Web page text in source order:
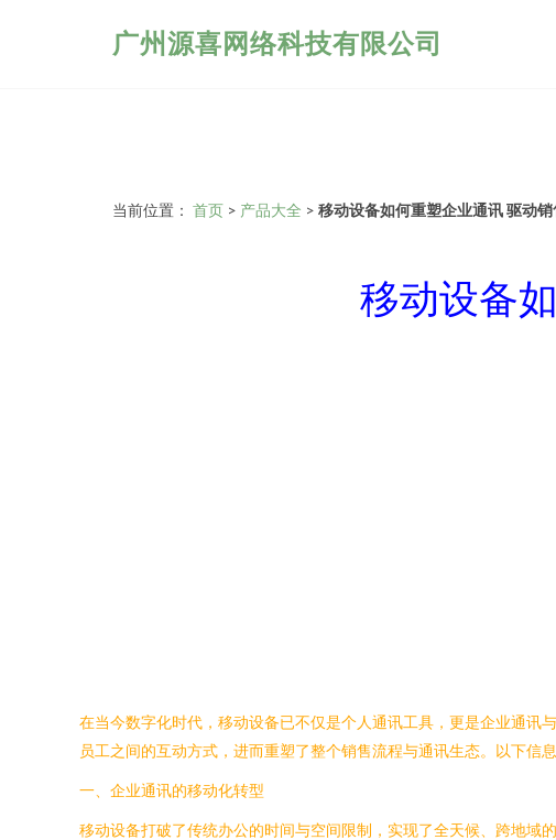
广州源喜网络科技有限公司
当前位置： 首页 > 产品大全 > 移动设备如何重塑企业通讯 驱动
移动设备
在当今数字化时代，移动设备已不仅是个人通讯工具，更是企业通讯
员工之间的互动方式，进而重塑了整个销售流程与通讯生态。以下信
一、企业通讯的移动化转型
移动设备打破了传统办公的时间与空间限制，实现了全天候、跨地域